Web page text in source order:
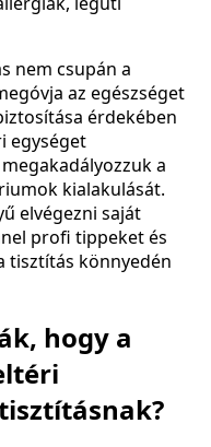
nem csupán a
az egészséget
érdekében
egységet
a
kialakulását.
elvégezni saját
profi tippeket és
tisztítás könnyedén
hogy a